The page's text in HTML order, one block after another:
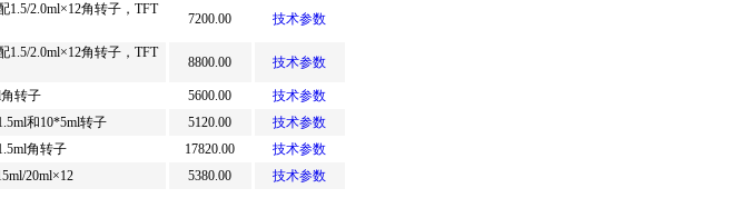
1.5/2.0ml×12角转子，TFT
7200.00 技术参数
1.5/2.0ml×12角转子，TFT
8800.00 技术参数
转子 5600.00
技术参数
和10*5ml转子 5120.00
技术参数
角转子 17820.00
技术参数
20ml×12 5380.00
技术参数